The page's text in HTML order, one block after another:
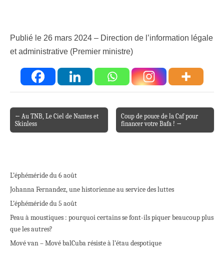
Publié le 26 mars 2024 – Direction de l’information légale
et administrative (Premier ministre)
Post navigation
← Au TNB, Le Ciel de Nantes et
Skinless
Coup de pouce de la Caf pour
financer votre Bafa ! →
L’éphéméride du 6 août
Johanna Fernandez, une historienne au service des luttes
L’éphéméride du 5 août
Peau à moustiques : pourquoi certains se font-ils piquer beaucoup plus
que les autres?
Mové van – Mové balCuba résiste à l’étau despotique